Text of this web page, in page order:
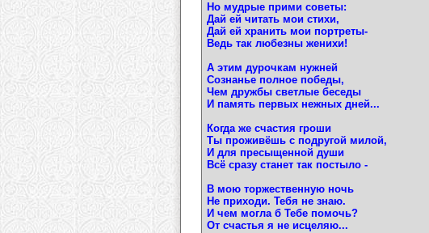
Но мудрые прими советы:
Дай ей читать мои стихи,
Дай ей хранить мои портреты-
Ведь так любезны женихи!
А этим дурочкам нужней
Сознанье полное победы,
Чем дружбы светлые беседы
И память первых нежных дней...
Когда же счастия гроши
Ты проживёшь с подругой милой,
И для пресыщенной души
Всё сразу станет так постыло -
В мою торжественную ночь
Не приходи. Тебя не знаю.
И чем могла б Тебе помочь?
От счастья я не исцеляю...